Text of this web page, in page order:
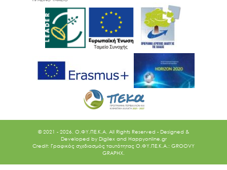
© 2021 - 2026. O.ΦΥ.ΠΕ.Κ.Α. All Rights Reserved - Designed &
Developed by Digilex and Happyonline.gr
Credit: Γραφικός σχεδιασμός ταυτότητας Ο.ΦΥ.ΠΕ.Κ.Α.: GROOVY
GRAPHX.